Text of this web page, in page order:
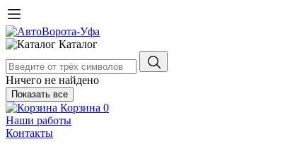
Каталог
Ничего не найдено
Показать все
Корзина 0
Наши работы
Контакты